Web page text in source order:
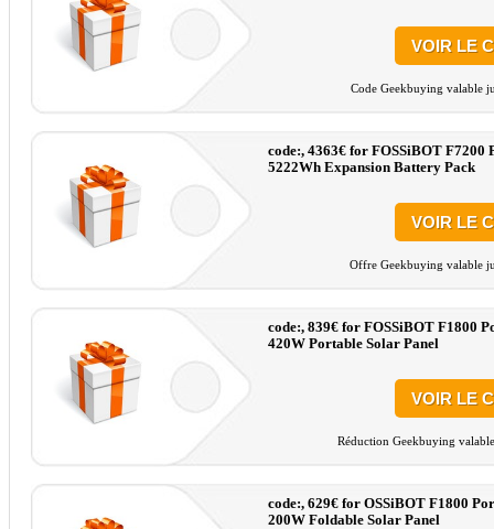
VOIR LE
Code Geekbuying valable
code:, 4363€ for FOSSiBOT F7200
5222Wh Expansion Battery Pack
VOIR LE
Offre Geekbuying valable
code:, 839€ for FOSSiBOT F1800
420W Portable Solar Panel
VOIR LE
Réduction Geekbuying
code:, 629€ for OSSiBOT F1800
200W Foldable Solar Panel